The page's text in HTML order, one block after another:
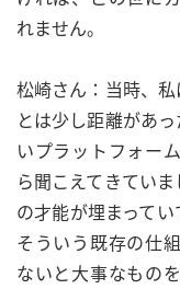
れません。
松崎さん：当時、
とは少し距離があ
いプラットフォー
ら聞こえてきてい
の才能が埋まってい
そういう既存の仕
ないと大事なもの